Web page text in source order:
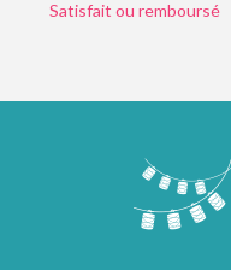
Satisfait ou remboursé